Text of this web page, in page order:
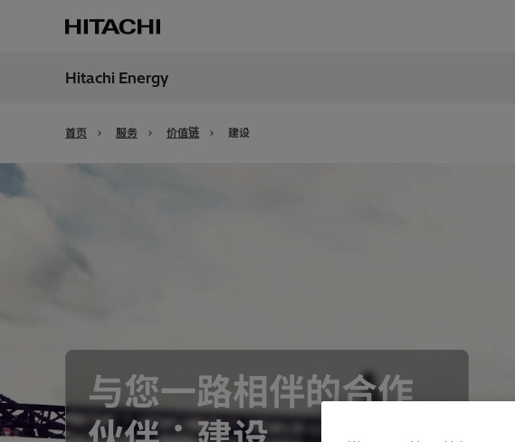
Hitachi Energy
首页 服务 价值链 建设
与您一路相伴的合作